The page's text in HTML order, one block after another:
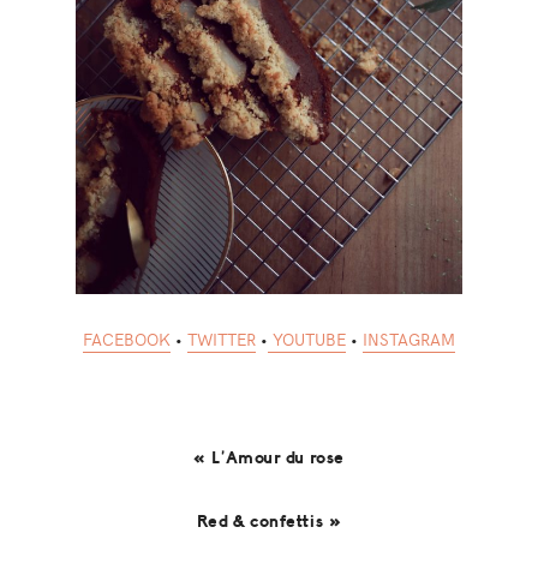
FACEBOOK • TWITTER • YOUTUBE • INSTAGRAM
« L’Amour du rose
Red & confettis »